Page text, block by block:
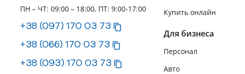
ПН – ЧТ: 09:00 – 18:00, ПТ: 9:00-17:00
+38 (097) 170 03 73
+38 (066) 170 03 73
+38 (093) 170 03 73
Купить онлайн
Для бизнеса
Персонал
Авто